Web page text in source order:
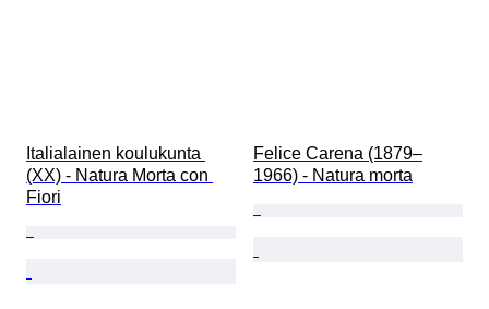
Italialainen koulukunta
(XX) - Natura Morta con
Fiori
Felice Carena (1879–
1966) - Natura morta